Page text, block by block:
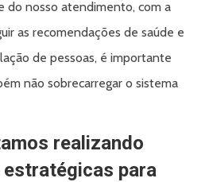
do nosso atendimento, com a
as recomendações de saúde e
de pessoas, é importante
não sobrecarregar o sistema
realizando
para